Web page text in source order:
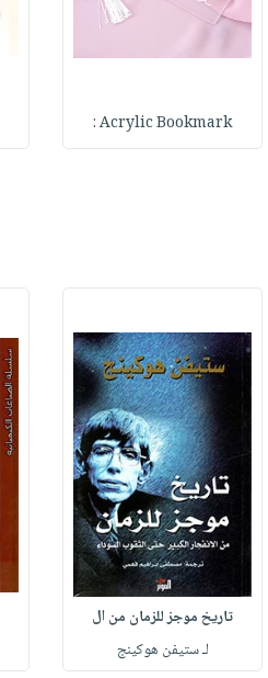
Acrylic Bookmark :
تاريخ موجز للزمان من ال
لـ ستيفن هوكينج